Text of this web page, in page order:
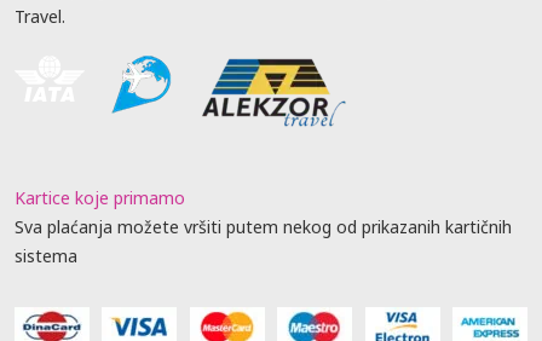
Travel.
Kartice koje primamo
Sva plaćanja možete vršiti putem nekog od prikazanih kartičnih
sistema